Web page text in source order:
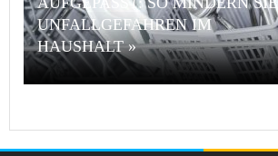
UNFALLGEFAHREN IM
HAUSHALT »